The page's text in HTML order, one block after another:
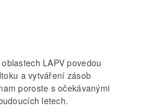
LAPV povedou
a vytváření zásob
poroste s očekávanými
letech.